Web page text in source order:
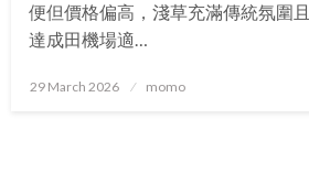
便但價格偏高，淺草充滿傳統氛圍
達成田機場適…
Posted
29 March 2026 momo